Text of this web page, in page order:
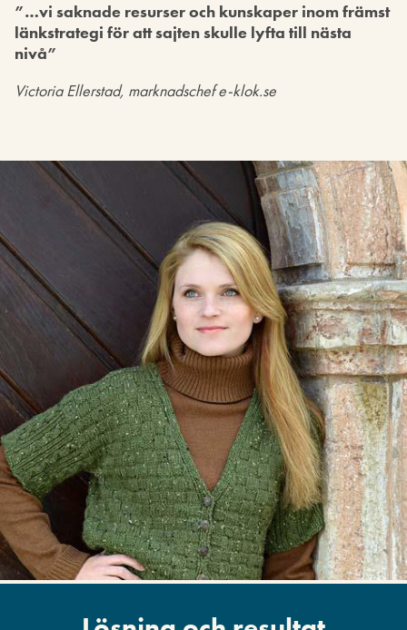
”…vi saknade resurser och kunskaper inom främst
länkstrategi för att sajten skulle lyfta till nästa
nivå”
Victoria Ellerstad, marknadschef e-klok.se